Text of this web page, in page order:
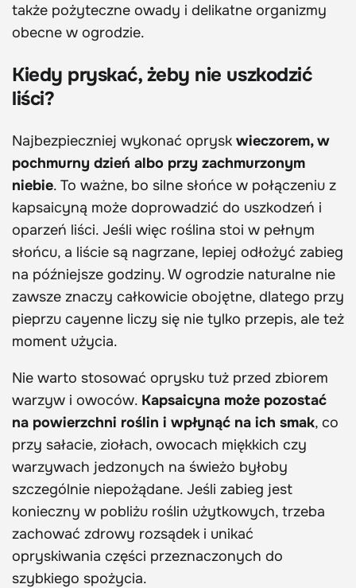
także pożyteczne owady i delikatne organizmy
obecne w ogrodzie.
Kiedy pryskać, żeby nie uszkodzić
liści?
Najbezpieczniej wykonać oprysk wieczorem, w
pochmurny dzień albo przy zachmurzonym
niebie. To ważne, bo silne słońce w połączeniu z
kapsaicyną może doprowadzić do uszkodzeń i
oparzeń liści. Jeśli więc roślina stoi w pełnym
słońcu, a liście są nagrzane, lepiej odłożyć zabieg
na późniejsze godziny. W ogrodzie naturalne nie
zawsze znaczy całkowicie obojętne, dlatego przy
pieprzu cayenne liczy się nie tylko przepis, ale też
moment użycia.
Nie warto stosować oprysku tuż przed zbiorem
warzyw i owoców. Kapsaicyna może pozostać
na powierzchni roślin i wpłynąć na ich smak, co
przy sałacie, ziołach, owocach miękkich czy
warzywach jedzonych na świeżo byłoby
szczególnie niepożądane. Jeśli zabieg jest
konieczny w pobliżu roślin użytkowych, trzeba
zachować zdrowy rozsądek i unikać
opryskiwania części przeznaczonych do
szybkiego spożycia.